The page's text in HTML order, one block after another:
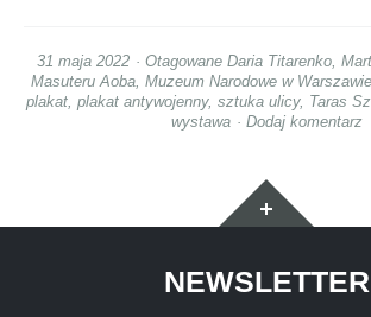
31 maja 2022 Otagowane Daria Titarenko,
Masuteru Aoba, Muzeum Narodowe w Warszawie
plakat plakat antywojenny, sztuka ulicy, Taras
wystawa
Dodaj komentarz
Widgety
NEWSLETTER